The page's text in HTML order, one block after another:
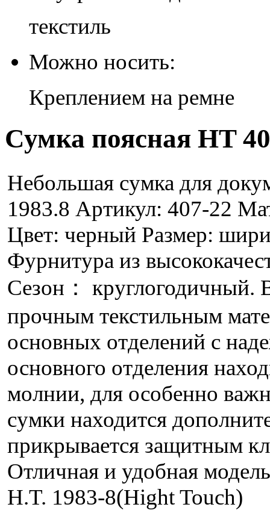
текстиль
Можно носить:
Креплением на ремне
Сумка поясная HT
Небольшая сумка для
1983.8 Артикул: 407-22
Цвет: черный Размер:
Фурнитура из
Сезон： круглогодичный.
прочным текстильным
основных отделений с
основного отделения
молнии, для особенно
сумки находится
прикрывается защитным
Отличная и удобная
H.T. 1983-8(Hight Touch)